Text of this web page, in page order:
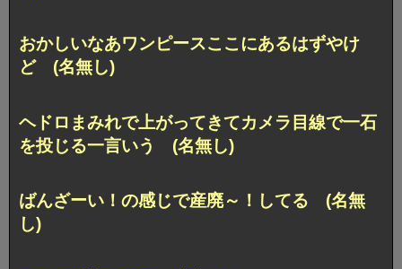
おかしいなあワンピースここにあるはずやけ
ど (名無し)
ヘドロまみれで上がってきてカメラ目線で一石
を投じる一言いう (名無し)
ばんざーい！の感じで産廃～！してる (名無
し)